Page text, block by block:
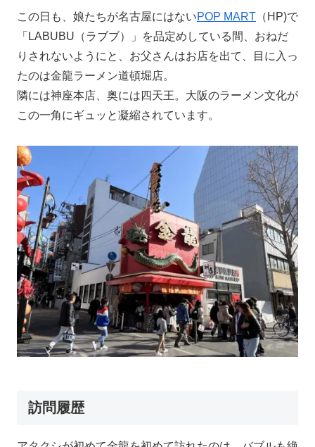
この日も、娘たちが名古屋にはないPOP MART （HP)で
「LABUBU（ラブブ）」を品定めしている間、おねだ
りされないようにと、お父さんはお店を出て、目に入っ
たのは金龍ラーメン道頓堀店。
隣には神座本店、奥には四天王。大阪のラーメン文化が
この一角にギュッと凝縮されています。
訪問履歴